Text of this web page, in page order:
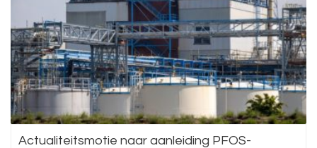
Actualiteitsmotie naar aanleiding PFOS-